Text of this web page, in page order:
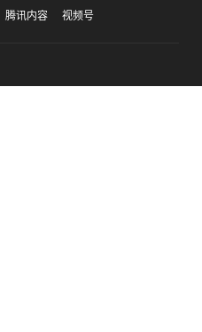
腾讯内容 视频号